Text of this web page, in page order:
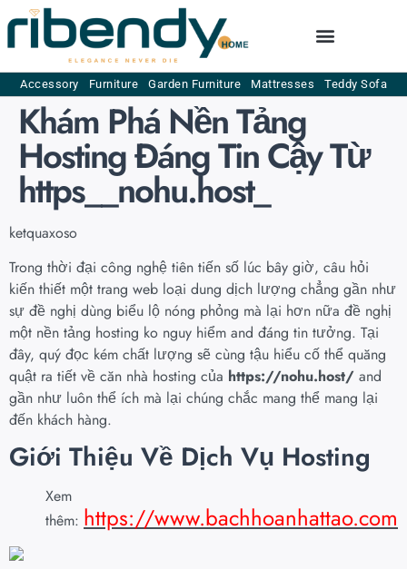
Accessory Furniture Garden Furniture Mattresses Teddy Sofa
Khám Phá Nền Tảng
Hosting Đáng Tin Cậy Từ
https__nohu.host_
ketquaxoso
Trong thời đại công nghệ tiên tiến số lúc bây giờ, câu hỏi
kiến thiết một trang web loại dung dịch lượng chẳng gần như
sự đề nghị dùng biểu lộ nóng phỏng mà lại hơn nữa đề nghị
một nền tảng hosting ko nguy hiểm and đáng tin tưởng. Tại
đây, quý đọc kém chất lượng sẽ cùng tậu hiểu cố thể quăng
quật ra tiết về căn nhà hosting của https://nohu.host/ and
gần như luôn thể ích mà lại chúng chắc mang thể mang lại
đến khách hàng.
Giới Thiệu Về Dịch Vụ Hosting
Xem
thêm: https://www.bachhoanhattao.com